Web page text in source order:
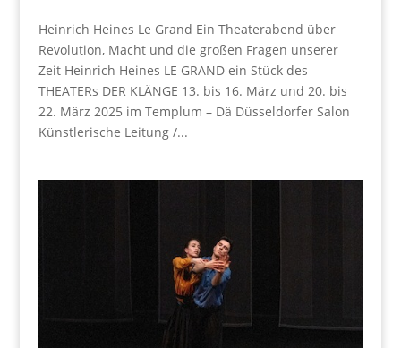
Heinrich Heines Le Grand Ein Theaterabend über
Revolution, Macht und die großen Fragen unserer
Zeit Heinrich Heines LE GRAND ein Stück des
THEATERs DER KLÄNGE 13. bis 16. März und 20. bis
22. März 2025 im Templum – Dä Düsseldorfer Salon
Künstlerische Leitung /...